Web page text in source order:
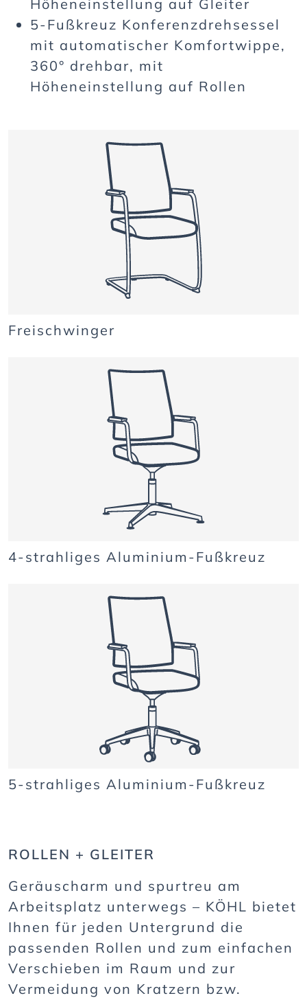
Höheneinstellung auf Gleiter
5-Fußkreuz Konferenzdrehsessel
mit automatischer Komfortwippe,
360° drehbar, mit
Höheneinstellung auf Rollen
Freischwinger
4-strahliges Aluminium-Fußkreuz
5-strahliges Aluminium-Fußkreuz
ROLLEN + GLEITER
Geräuscharm und spurtreu am
Arbeitsplatz unterwegs – KÖHL bietet
Ihnen für jeden Untergrund die
passenden Rollen und zum einfachen
Verschieben im Raum und zur
Vermeidung von Kratzern bzw.